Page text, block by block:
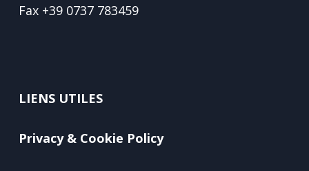
Fax +39 0737 783459
LIENS UTILES
Privacy & Cookie Policy